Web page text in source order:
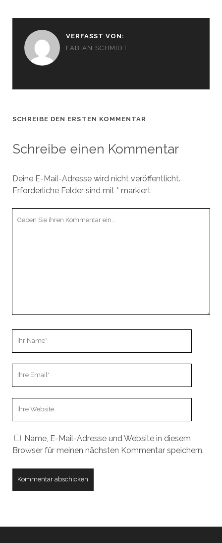
VERFASST VON:
FABIAN SCHMIDT
SCHREIBE DEN ERSTEN KOMMENTAR
Schreibe einen Kommentar
Deine E-Mail-Adresse wird nicht veröffentlicht.
Erforderliche Felder sind mit * markiert
Name, E-Mail-Adresse und Website in diesem
Browser für meinen nächsten Kommentar speichern.